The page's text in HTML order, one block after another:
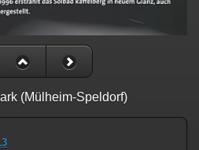
(Mülheim-Speldorf)